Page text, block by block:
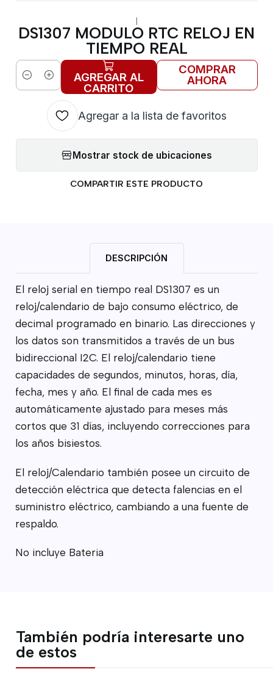
|
DS1307 MODULO RTC RELOJ EN
TIEMPO REAL
Cantidad AGREGAR AL
CARRITO
COMPRAR
AHORA
Agregar a la lista de favoritos
Mostrar stock de ubicaciones
COMPARTIR ESTE PRODUCTO
DESCRIPCIÓN
El reloj serial en tiempo real DS1307 es un
reloj/calendario de bajo consumo eléctrico, de
decimal programado en binario. Las direcciones y
los datos son transmitidos a través de un bus
bidireccional I2C. El reloj/calendario tiene
capacidades de segundos, minutos, horas, día,
fecha, mes y año. El final de cada mes es
automáticamente ajustado para meses más
cortos que 31 días, incluyendo correcciones para
los años bisiestos.
El reloj/Calendario también posee un circuito de
detección eléctrica que detecta falencias en el
suministro eléctrico, cambiando a una fuente de
respaldo.
No incluye Bateria
También podría interesarte uno
de estos